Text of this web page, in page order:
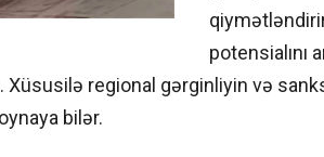
potensialını
regional gərginliyin və
bilər.